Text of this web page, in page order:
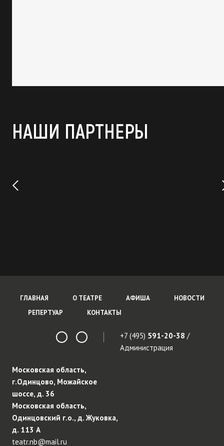
НАШИ ПАРТНЕРЫ
ГЛАВНАЯ О ТЕАТРЕ АФИША
НОВОСТИ
РЕПЕРТУАР
КОНТАКТЫ
+7 (495) 591-20-38 /
Администрация
Московская область,
г.Одинцово, Можайское
шоссе, д. 36
Московская область,
Одинцовский г.о., д. Жуковка,
д. 113 А
teatr.nb@mail.ru